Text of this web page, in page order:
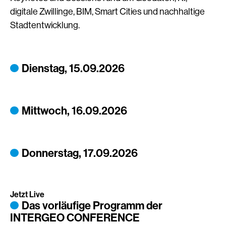
digitale Zwillinge, BIM, Smart Cities und nachhaltige
Stadtentwicklung.
Dienstag, 15.09.2026
Mittwoch, 16.09.2026
Donnerstag, 17.09.2026
Das vorläufige Programm der
INTERGEO CONFERENCE
Jetzt Live